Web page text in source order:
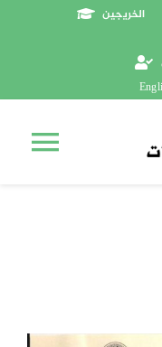
الخريجين
رئاسة الجامعة